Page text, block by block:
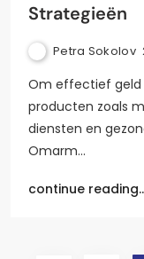
Strategieën
Petra Sokolov
Om effectief geld
producten zoals
diensten en
Omarm…
continue reading..